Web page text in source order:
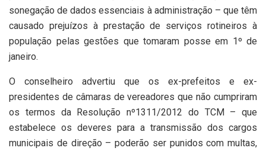
sonegação de dados essenciais à administração – que têm
causado prejuízos à prestação de serviços rotineiros à
população pelas gestões que tomaram posse em 1º de
janeiro.
O conselheiro advertiu que os ex-prefeitos e ex-
presidentes de câmaras de vereadores que não cumpriram
os termos da Resolução nº1311/2012 do TCM – que
estabelece os deveres para a transmissão dos cargos
municipais de direção – poderão ser punidos com multas,